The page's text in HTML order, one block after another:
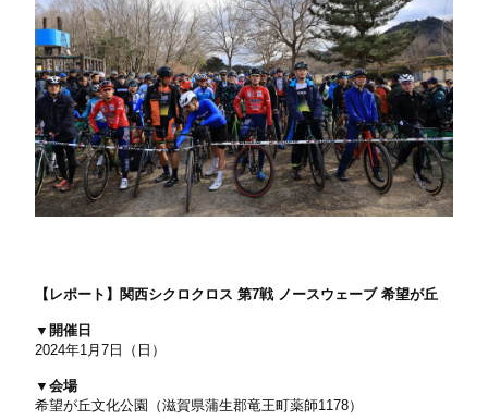
【レポート】関西シクロクロス 第7戦 ノースウェーブ 希望が丘
▼開催日
2024年1月7日（日）
▼会場
希望が丘文化公園（滋賀県蒲生郡竜王町薬師1178）